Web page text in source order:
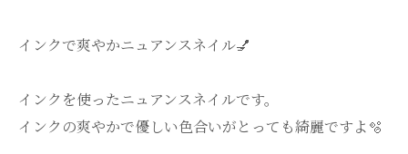
インクで爽やかニュアンスネイル💅
インクを使ったニュアンスネイルです。
インクの爽やかで優しい色合いがとっても綺麗ですよ🫧